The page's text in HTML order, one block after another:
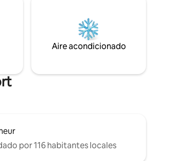
refinado hacen de este alojamiento el
lugar perfecto para una estancia
Aire acondicionado
por 116 habitantes locales